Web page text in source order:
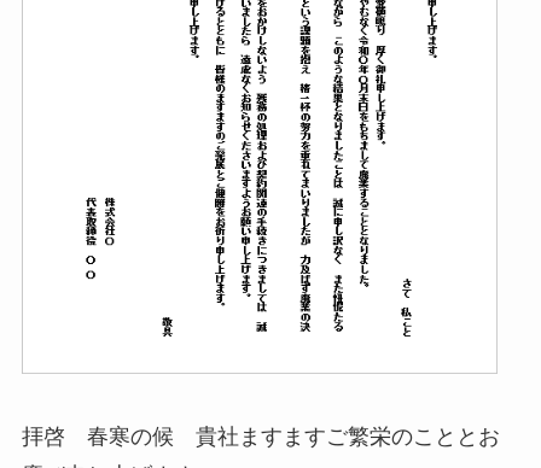
拝啓 春寒の候 貴社ますますご繁栄のこととお